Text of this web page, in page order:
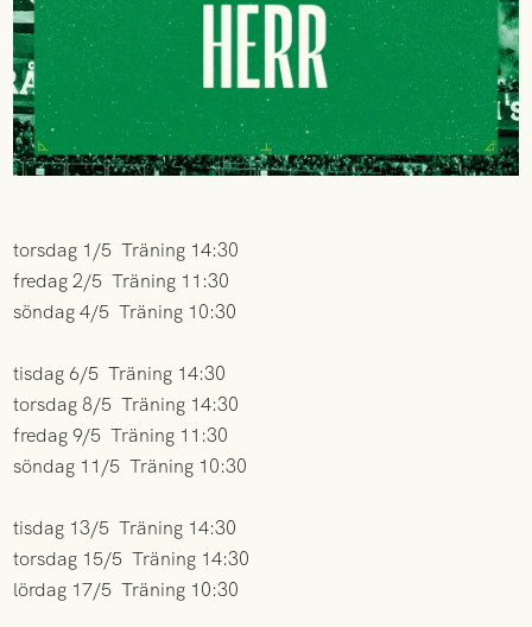
torsdag 1/5 Träning 14:30
fredag 2/5 Träning 11:30
söndag 4/5 Träning 10:30
tisdag 6/5 Träning 14:30
torsdag 8/5 Träning 14:30
fredag 9/5 Träning 11:30
söndag 11/5 Träning 10:30
tisdag 13/5 Träning 14:30
torsdag 15/5 Träning 14:30
lördag 17/5 Träning 10:30